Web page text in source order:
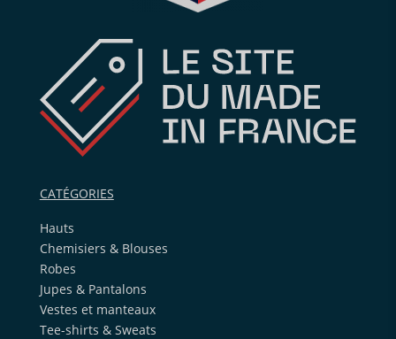
CATÉGORIES
Hauts
Chemisiers & Blouses
Robes
Jupes & Pantalons
Vestes et manteaux
Tee-shirts & Sweats